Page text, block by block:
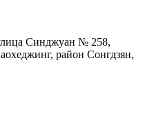
Синджуан № 258,
район Сонгдзян,